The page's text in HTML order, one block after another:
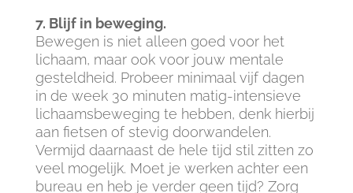
7. Blijf in beweging.
Bewegen is niet alleen goed voor het
lichaam, maar ook voor jouw mentale
gesteldheid. Probeer minimaal vijf dagen
in de week 30 minuten matig-intensieve
lichaamsbeweging te hebben, denk hierbij
aan fietsen of stevig doorwandelen.
Vermijd daarnaast de hele tijd stil zitten zo
veel mogelijk. Moet je werken achter een
bureau en heb je verder geen tijd? Zorg